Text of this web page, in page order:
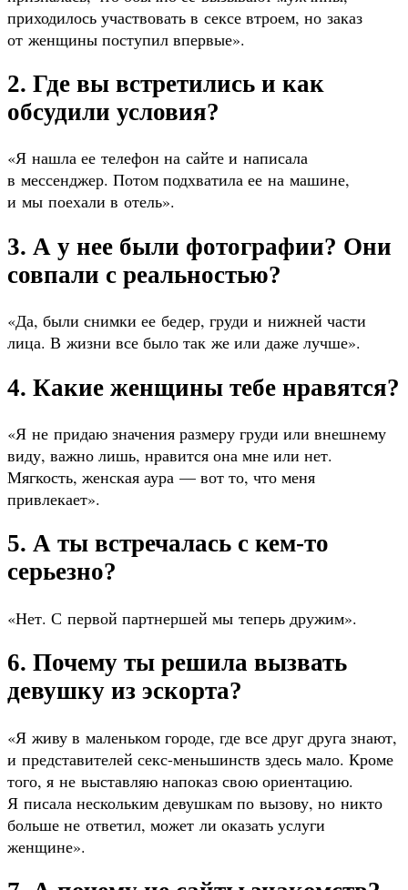
приходилось участвовать в сексе втроем, но заказ
от женщины поступил впервые».
2. Где вы встретились и как
обсудили условия?
«Я нашла ее телефон на сайте и написала
в мессенджер. Потом подхватила ее на машине,
и мы поехали в отель».
3. А у нее были фотографии? Они
совпали с реальностью?
«Да, были снимки ее бедер, груди и нижней части
лица. В жизни все было так же или даже лучше».
4. Какие женщины тебе нравятся?
«Я не придаю значения размеру груди или внешнему
виду, важно лишь, нравится она мне или нет.
Мягкость, женская аура — вот то, что меня
привлекает».
5. А ты встречалась с кем-то
серьезно?
«Нет. С первой партнершей мы теперь дружим».
6. Почему ты решила вызвать
девушку из эскорта?
«Я живу в маленьком городе, где все друг друга знают,
и представителей секс-меньшинств здесь мало. Кроме
того, я не выставляю напоказ свою ориентацию.
Я писала нескольким девушкам по вызову, но никто
больше не ответил, может ли оказать услуги
женщине».